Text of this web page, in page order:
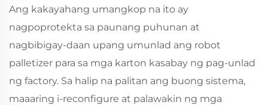
Ang kakayahang umangkop na ito ay
nagpoprotekta sa paunang puhunan at
nagbibigay-daan upang umunlad ang robot
palletizer para sa mga karton kasabay ng pag-unlad
ng factory. Sa halip na palitan ang buong sistema,
maaaring i-reconfigure at palawakin ng mga